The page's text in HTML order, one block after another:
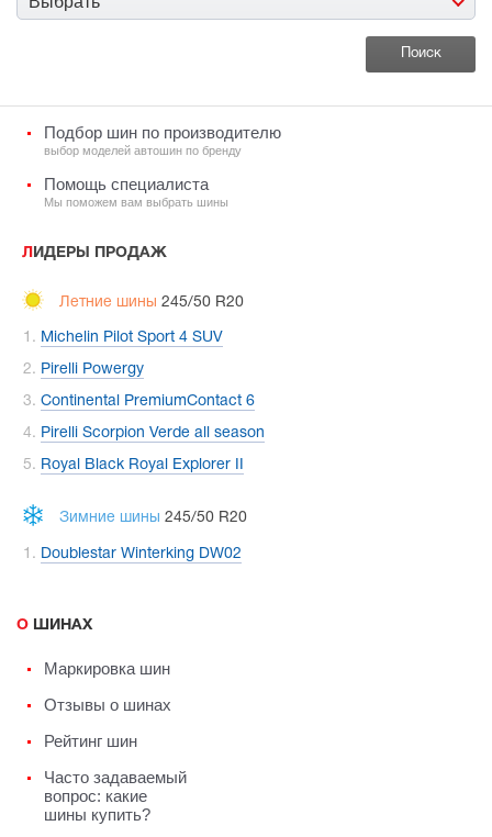
Подбор шин по производителю
выбор моделей автошин по бренду
Помощь специалиста
Мы поможем вам выбрать шины
ЛИДЕРЫ ПРОДАЖ
Летние шины 245/50 R20
Michelin Pilot Sport 4 SUV
Pirelli Powergy
Continental PremiumContact 6
Pirelli Scorpion Verde all season
Royal Black Royal Explorer II
Зимние шины 245/50 R20
Doublestar Winterking DW02
О ШИНАХ
Маркировка шин
Отзывы о шинах
Рейтинг шин
Часто задаваемый
вопрос: какие
шины купить?